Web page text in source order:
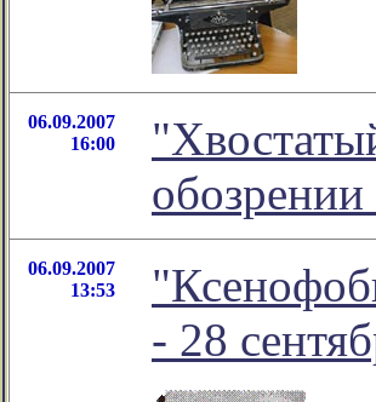
06.09.2007
16:00
06.09.2007
13:53
- 28